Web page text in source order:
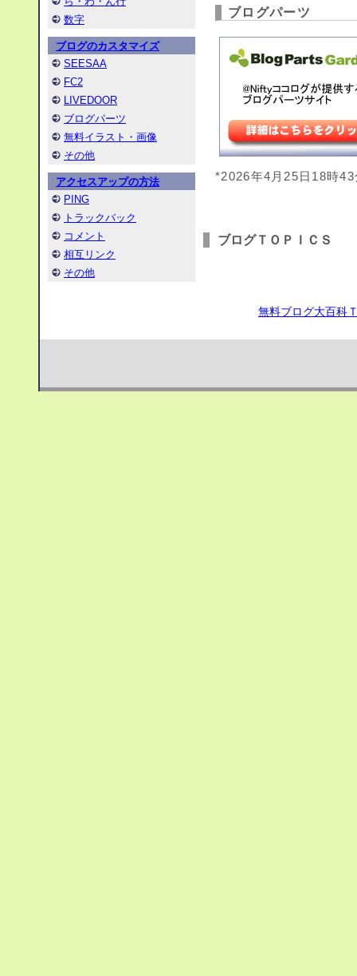
ブログパーツ
*2026年4月25日18時43
ブログＴＯＰＩＣＳ
無料ブログ大百科
数字
ブログのカスタマイズ
SEESAA
FC2
LIVEDOOR
ブログパーツ
無料イラスト・画像
その他
アクセスアップの方法
PING
トラックバック
コメント
相互リンク
その他